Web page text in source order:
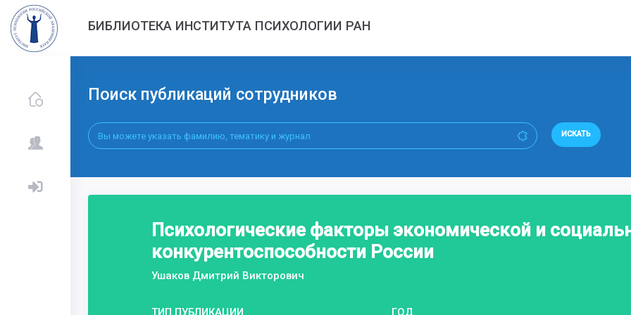
БИБЛИОТЕКА ИНСТИТУТА ПСИХОЛОГИИ РАН
Поиск публикаций сотрудников
ИСКАТЬ
Психологические факторы экономической и
конкурентоспособности России
Ушаков Дмитрий Викторович
ТИП ПУБЛИКАЦИИ
ГОД